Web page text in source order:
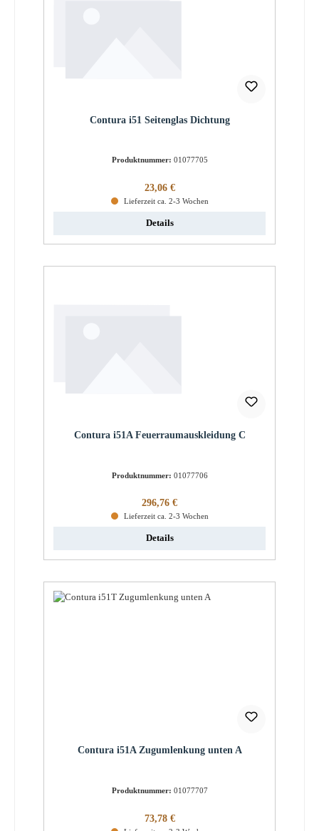
Contura i51 Seitenglas Dichtung
Produktnummer: 01077705
Regulärer Preis:
23,06 €
Lieferzeit ca. 2-3 Wochen
Details
Contura i51A Feuerraumauskleidung C
Produktnummer: 01077706
Regulärer Preis:
296,76 €
Lieferzeit ca. 2-3 Wochen
Details
Contura i51A Zugumlenkung unten A
Produktnummer: 01077707
Regulärer Preis:
73,78 €